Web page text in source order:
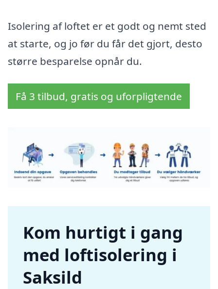
Isolering af loftet er et godt og nemt sted
at starte, og jo før du får det gjort, desto
større besparelse opnår du.
Få 3 tilbud, gratis og uforpligtende
Kom hurtigt i gang
med loftisolering i
Saksild